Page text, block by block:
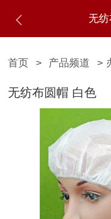
无
首页 > 产品频道 >
无纺布圆帽 白色